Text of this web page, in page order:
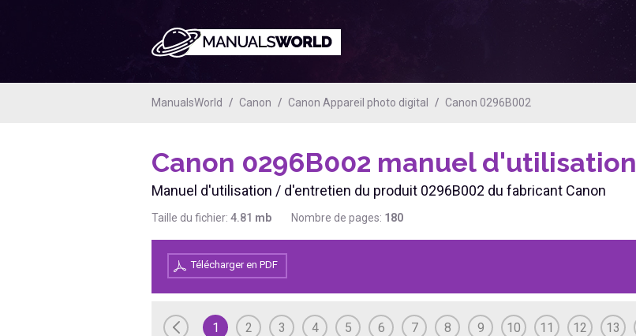
ManualsWorld Canon Canon Appareil photo digital Canon 0296B002
Canon 0296B002 manuel d'utilisation
Manuel d'utilisation / d'entretien du produit 0296B002 du fabricant Canon
Taille du fichier: 4.81 mb Nombre de pages: 180
Télécharger en PDF
1 2 3 4 5 6 7 8 9 10 11 12 13